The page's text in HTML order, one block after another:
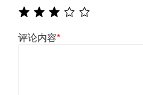
评论内容*